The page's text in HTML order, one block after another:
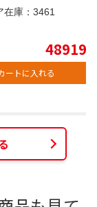
庫： 3461
48919
ートに入れる